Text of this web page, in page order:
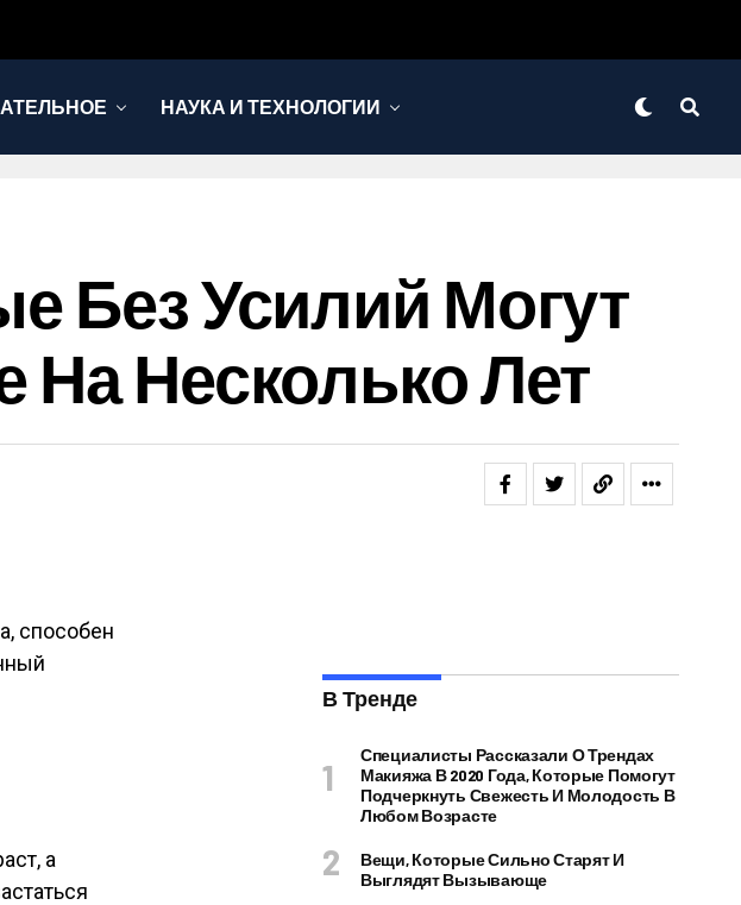
НАУКА И ТЕХНОЛОГИИ
Без Усилий Могут
Несколько Лет
способен
а
В Тренде
Специалисты Рассказали О Трендах
Макияжа В 2020 Года, Которые Помогут
Подчеркнуть Свежесть И Молодость В
Любом Возрасте
Вещи, Которые Сильно Старят И
Выглядят Вызывающе